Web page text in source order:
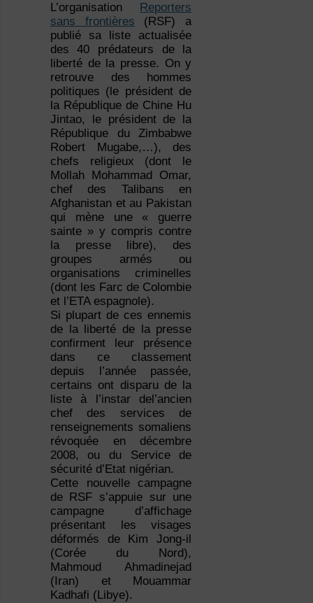
L’organisation
Reporters
sans frontières (RSF) a
publié sa liste actualisée
des 40 prédateurs de la
liberté de la presse. On y
retrouve des hommes
politiques (le président de
la République de Chine Hu
Jintao, le président de la
République du Zimbabwe
Robert Mugabe,…), des
chefs religieux (dont le
Mollah Mohammad Omar,
chef des Talibans en
Afghanistan et au Pakistan
qui mène une « guerre
sainte » y compris contre
la presse libre), des
groupes armés ou
organisations criminelles
(dont les Farc de Colombie
et l’ETA espagnole).
Si plupart de ces ennemis
de la liberté de la presse
confirment leur présence
dans ce classement
depuis l’année passée,
certains ont disparu de la
liste à l’instar del’ancien
chef des services de
renseignements somaliens
révoquée en décembre
2008, ou du Service de
sécurité d’Etat nigérian.
Cette nouvelle campagne
de RSF s’appuie sur une
campagne d’affichage
présentant les visages
déformés de Kim Jong-il
(Corée du Nord),
Mahmoud Ahmadinejad
(Iran) et Mouammar
Kadhafi (Libye).